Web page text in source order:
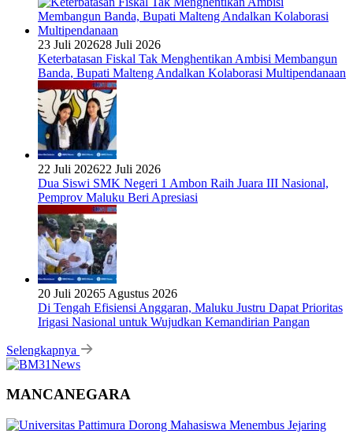
Selengkapnya
MANCANEGARA
Universitas Pattimura Dorong Mahasiswa Menembus Jejaring
Akademik Global Lewat Kolaborasi Diaspora Indonesia
Fakultas Hukum Unpatti Percepat Transformasi Kurikulum
Berstandar Internasional untuk Raih Akreditasi ACQUIN
Kunjungan Dubes Prancis Buka Peluang Kerja Sama Strategis
Unpatti untuk Pendidikan dan SDM Maluku
Ambon Jadi Pilot City AI Kesehatan AS, Unpatti Buka Jalan
Transformasi Layanan Digital di Indonesia Timur
Selengkapnya
OLAHRAGA